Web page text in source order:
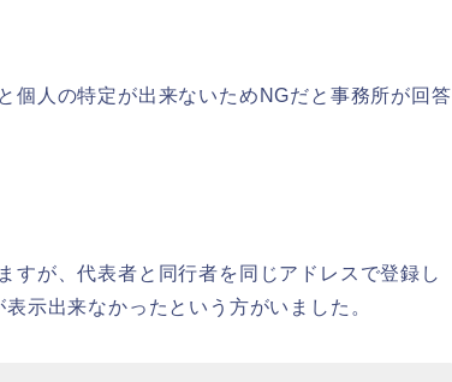
個人の特定が出来ないためNGだと事務所が回答
すが、代表者と同行者を同じアドレスで登録し
示出来なかったという方がいました。